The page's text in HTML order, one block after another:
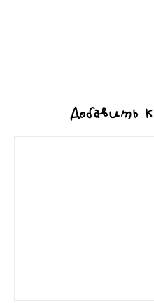
Добавить